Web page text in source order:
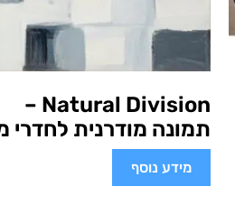
Natural Division –
תמונה מודרנית לחדרי
מידע נוסף